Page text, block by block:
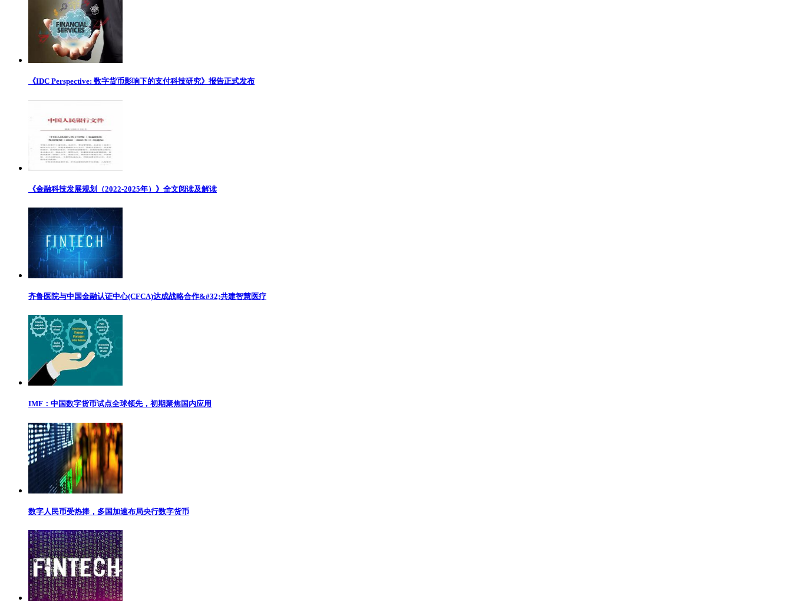
《IDC Perspective: 数字货币影响下的支付科技研究》报告正式发布
《金融科技发展规划（2022-2025年）》全文阅读及解读
齐鲁医院与中国金融认证中心(CFCA)达成战略合作&#32;共建智慧医疗
IMF：中国数字货币试点全球领先，初期聚焦国内应用
数字人民币受热捧，多国加速布局央行数字货币